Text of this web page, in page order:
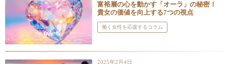
富裕層の心を動かす「オーラ」の秘密！
貴女の価値を向上する7つの視点
働く女性を応援するコラム
2025年2月4日